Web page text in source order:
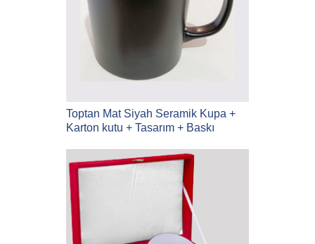
Toptan Mat Siyah Seramik Kupa +
Karton kutu + Tasarım + Baskı